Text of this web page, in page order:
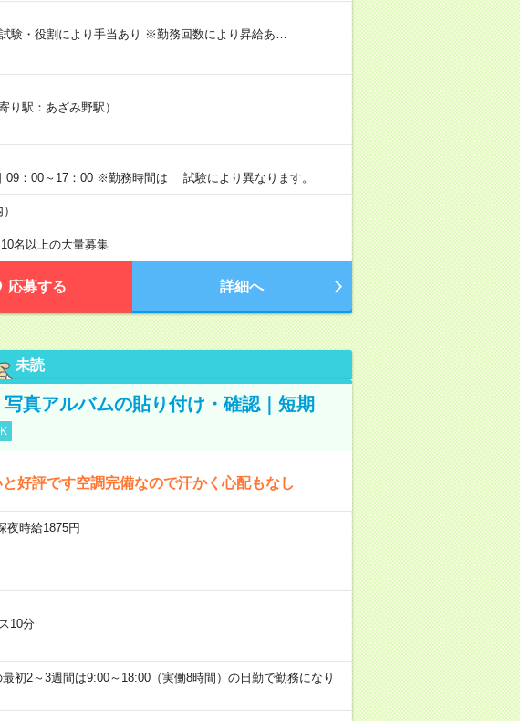
・役割により手当あり ※勤務回数により昇給あ…
り駅：あざみ野駅）
09：00～17：00 ※勤務時間は 試験により異なります。
名以上の大量募集
応募する 詳細へ
未読
真アルバムの貼り付け・確認｜短期
好評です空調完備なので汗かく心配もなし
夜時給1875円
10分
初2～3週間は9:00～18:00（実働8時間）の日勤で勤務になり